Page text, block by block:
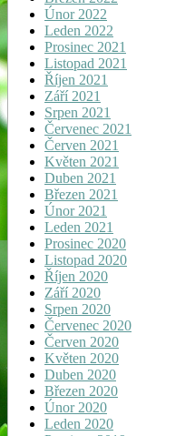
Únor 2022
Leden 2022
Prosinec 2021
Listopad 2021
Říjen 2021
Září 2021
Srpen 2021
Červenec 2021
Červen 2021
Květen 2021
Duben 2021
Březen 2021
Únor 2021
Leden 2021
Prosinec 2020
Listopad 2020
Říjen 2020
Září 2020
Srpen 2020
Červenec 2020
Červen 2020
Květen 2020
Duben 2020
Březen 2020
Únor 2020
Leden 2020